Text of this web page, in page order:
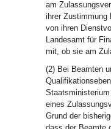
am
ihrer Zustimmung
von ihren
Landesamt für
mit, ob sie am
(2) Bei Beamten
eines
Grund der